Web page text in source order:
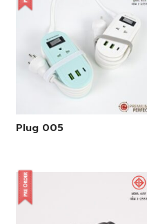
Plug 005